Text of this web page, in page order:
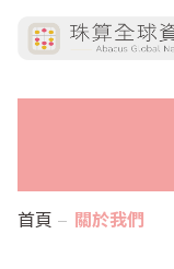
首頁 關於我們